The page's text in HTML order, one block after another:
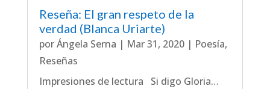
Reseña: El gran respeto de la
verdad (Blanca Uriarte)
porÁngela Serna | Mar 31, 2020| Poesía,
Reseñas
Impresiones de lectura Si digo Gloria…